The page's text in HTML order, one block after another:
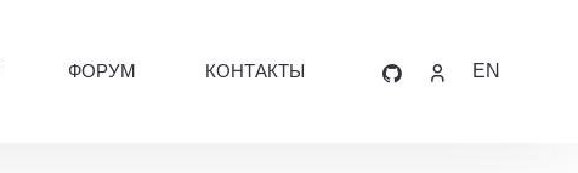
ФОРУМ КОНТАКТЫ EN